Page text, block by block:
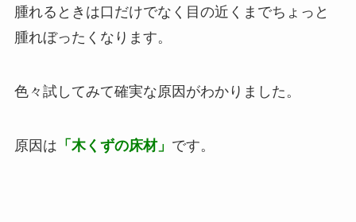
腫れるときは口だけでなく目の近くまでちょっと
腫れぼったくなります。
色々試してみて確実な原因がわかりました。
原因は 「木くずの床材」 です。